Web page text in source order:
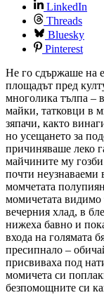
LinkedIn
Threads
Bluesky
Pinterest
Не го сдържаше на
площадът пред
многолика тълпа –
майки, татковци в
зяпачи, както
но усещането за
причиняваше леко
майчините му
почти неузнаваеми
момчетата
момичетата видимо
вечерния хлад, в
нижеха бавно и
входа на голямата
пресипнало –
присвиваха под
момичета си
безпомощните си